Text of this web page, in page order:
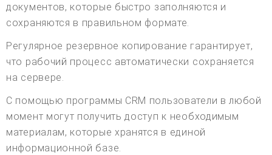
документов, которые быстро заполняются и
сохраняются в правильном формате.
Регулярное резервное копирование гарантирует,
что рабочий процесс автоматически сохраняется
на сервере.
С помощью программы CRM пользователи в любой
момент могут получить доступ к необходимым
материалам, которые хранятся в единой
информационной базе.